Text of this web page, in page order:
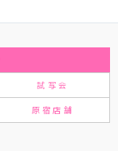
試写会
原宿店舗